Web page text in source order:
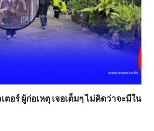
ตอร์ ผู้ก่อเหตุ เจอเต็มๆ ไม่คิดว่าจะมีใน